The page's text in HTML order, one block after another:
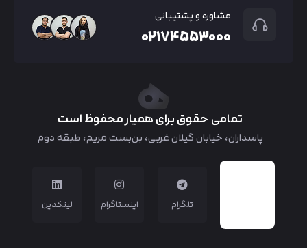
مشاوره و پشتیبانی
۰۲۱۷۴۵۵۳۰۰۰
تمامی حقوق برای همیار محفوظ است
پاسداران، خیابان گیلان غربی، بن‌بست مریم، طبقه دوم
تلگرام اینستاگرام لینکدین